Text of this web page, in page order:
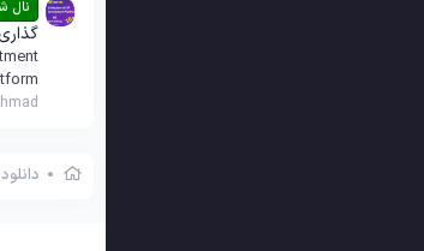
نال
گذاری HYIP PRO نال شده